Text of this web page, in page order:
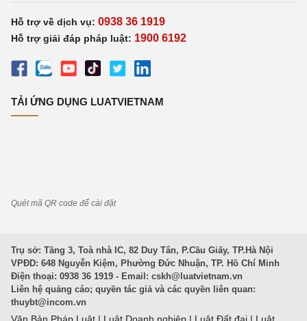
Hỗ trợ về dịch vụ: 0938 36 1919
Hỗ trợ giải đáp pháp luật: 1900 6192
TẢI ỨNG DỤNG LUATVIETNAM
Quét mã QR code để cài đặt
Trụ sở: Tầng 3, Toà nhà IC, 82 Duy Tân, P.Cầu Giấy, TP.Hà Nội
VPĐD: 648 Nguyễn Kiệm, Phường Đức Nhuận, TP. Hồ Chí Minh
Điện thoại: 0938 36 1919 - Email: cskh@luatvietnam.vn
Liên hệ quảng cáo; quyền tác giả và các quyền liên quan:
thuybt@incom.vn